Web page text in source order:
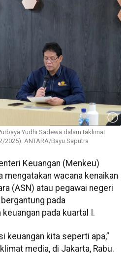
Yudhi Sadewa dalam taklimat
2025). ANTARA/Bayu Saputra
Keuangan (Menkeu)
mengatakan wacana kenaikan
(ASN) atau pegawai negeri
pada
pada kuartal I.
keuangan kita seperti apa,”
media, di Jakarta, Rabu.